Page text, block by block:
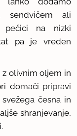
sendvičem ali
pečici na nizki
pa je vreden
z olivnim oljem in
domači pripravi
česna in
shranjevanje,